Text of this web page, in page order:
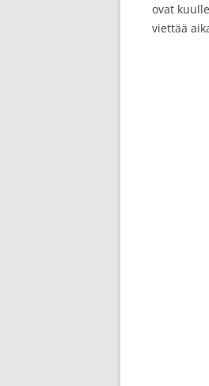
ovat
viettää